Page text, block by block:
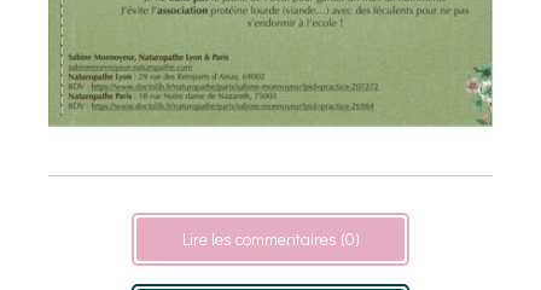
Lire les commentaires (0)